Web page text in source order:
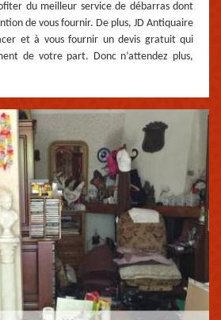
du meilleur service de débarras dont
de vous fournir. De plus, JD Antiquaire
et à vous fournir un devis gratuit qui
de votre part. Donc n’attendez plus,